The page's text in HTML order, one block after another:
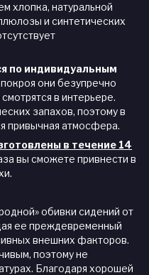
хлопка, натуральной
и синтетических
по индивидуальным
они безупречно
в интерьере.
запахов, поэтому в
привычная атмосфера.
в течение 14
вы сможете привнести в
обивки сидений от
ее преждевременный
внешних факторов.
поэтому не
Благодаря хорошей